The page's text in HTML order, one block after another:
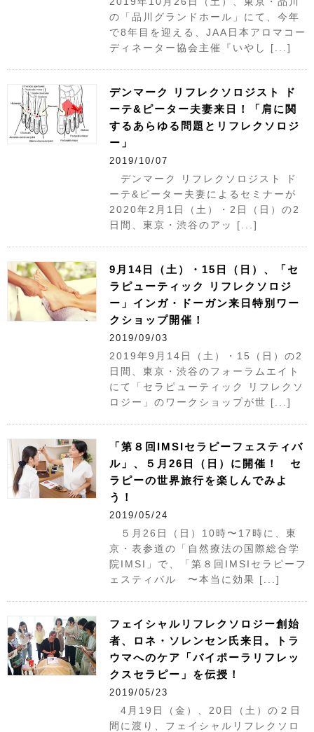
の「品川グランドホール」にて、今年
で8年目を迎える、JAA日本アロマコー
ディネーター協会主催『いやし [...]
デンマーク リフレクソロジスト ド
ーテ&ピーター夫妻来日！「肩に関
するあらゆる問題とリフレクソロジ
ー」
2019/10/07
デンマーク リフレクソロジスト ド
ーテ&ピーター夫妻によるセミナーが
2020年2月1日（土）・2日（日）の2
日間、東京・渋谷のアッ [...]
9月14日（土）・15日（日）、「セ
ラピューティック リフレクソロジ
ー」インガ・ドーガン来日特別ワー
クショップ開催！
2019/09/03
2019年9月14日（土）・15（日）の2
日間、東京・渋谷のフォーラムエイト
にて「セラピューティック リフレクソ
ロジー」のワークショップが世 [...]
「第８回IMSIセラピーフェスティバ
ル」、５月26日（日）に開催！ セ
ラピーの世界旅行を楽しんでみよ
う！
2019/05/24
５月26日（日）10時〜17時に、東
京・表参道の「自然療法の国際総合学
院IMSI」で、「第８回IMSIセラピーフ
ェスティバル 〜本当に効果 [...]
フェイシャルリフレクソロジー創始
者、ロネ・ソレンセン氏来日。トラ
ウマへのケア「バイポーラリフレッ
クスセラピー」を伝授！
2019/05/23
4月19日（金）、20日（土）の２日
間に渡り、フェイシャルリフレクソロ